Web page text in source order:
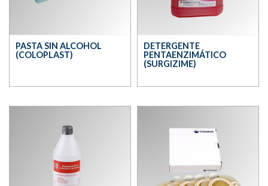
PASTA SIN ALCOHOL
(COLOPLAST)
DETERGENTE
PENTAENZIMÁTICO
(SURGIZIME)